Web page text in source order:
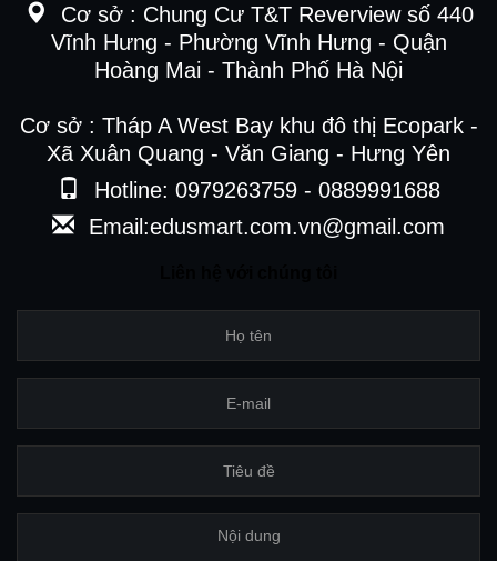
Cơ sở : Chung Cư T&T Reverview số 440
Vĩnh Hưng - Phường Vĩnh Hưng - Quận
Hoàng Mai - Thành Phố Hà Nội
Cơ sở : Tháp A West Bay khu đô thị Ecopark -
Xã Xuân Quang - Văn Giang - Hưng Yên
Hotline: 0979263759 - 0889991688
Email:edusmart.com.vn@gmail.com